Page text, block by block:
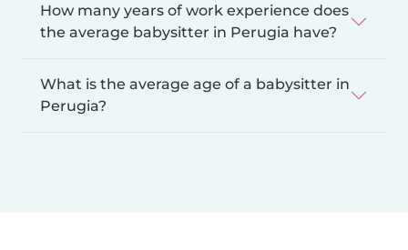
How many years of work experience does
the average babysitter in Perugia have?
What is the average age of a babysitter in
Perugia?